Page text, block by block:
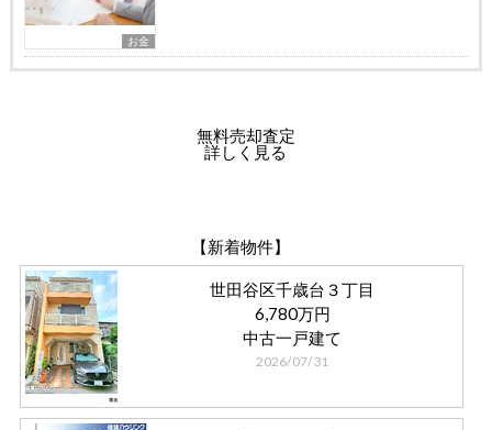
お金
無料売却査定
詳しく見る
【新着物件】
世田谷区千歳台３丁目
6,780万円
中古一戸建て
2026/07/31